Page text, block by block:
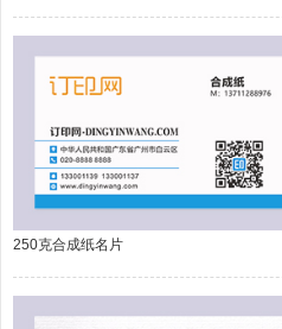
250克合成纸名片